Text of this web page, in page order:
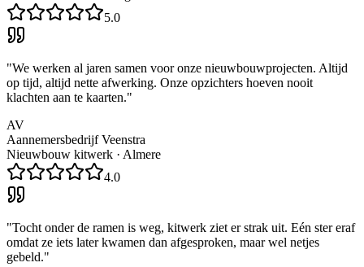
5.0
"We werken al jaren samen voor onze nieuwbouwprojecten. Altijd
op tijd, altijd nette afwerking. Onze opzichters hoeven nooit
klachten aan te kaarten."
AV
Aannemersbedrijf Veenstra
Nieuwbouw kitwerk · Almere
4.0
"Tocht onder de ramen is weg, kitwerk ziet er strak uit. Eén ster eraf
omdat ze iets later kwamen dan afgesproken, maar wel netjes
gebeld."